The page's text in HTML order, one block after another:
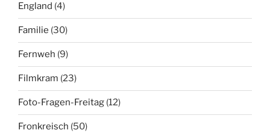
England (4)
Familie (30)
Fernweh (9)
Filmkram (23)
Foto-Fragen-Freitag (12)
Fronkreisch (50)